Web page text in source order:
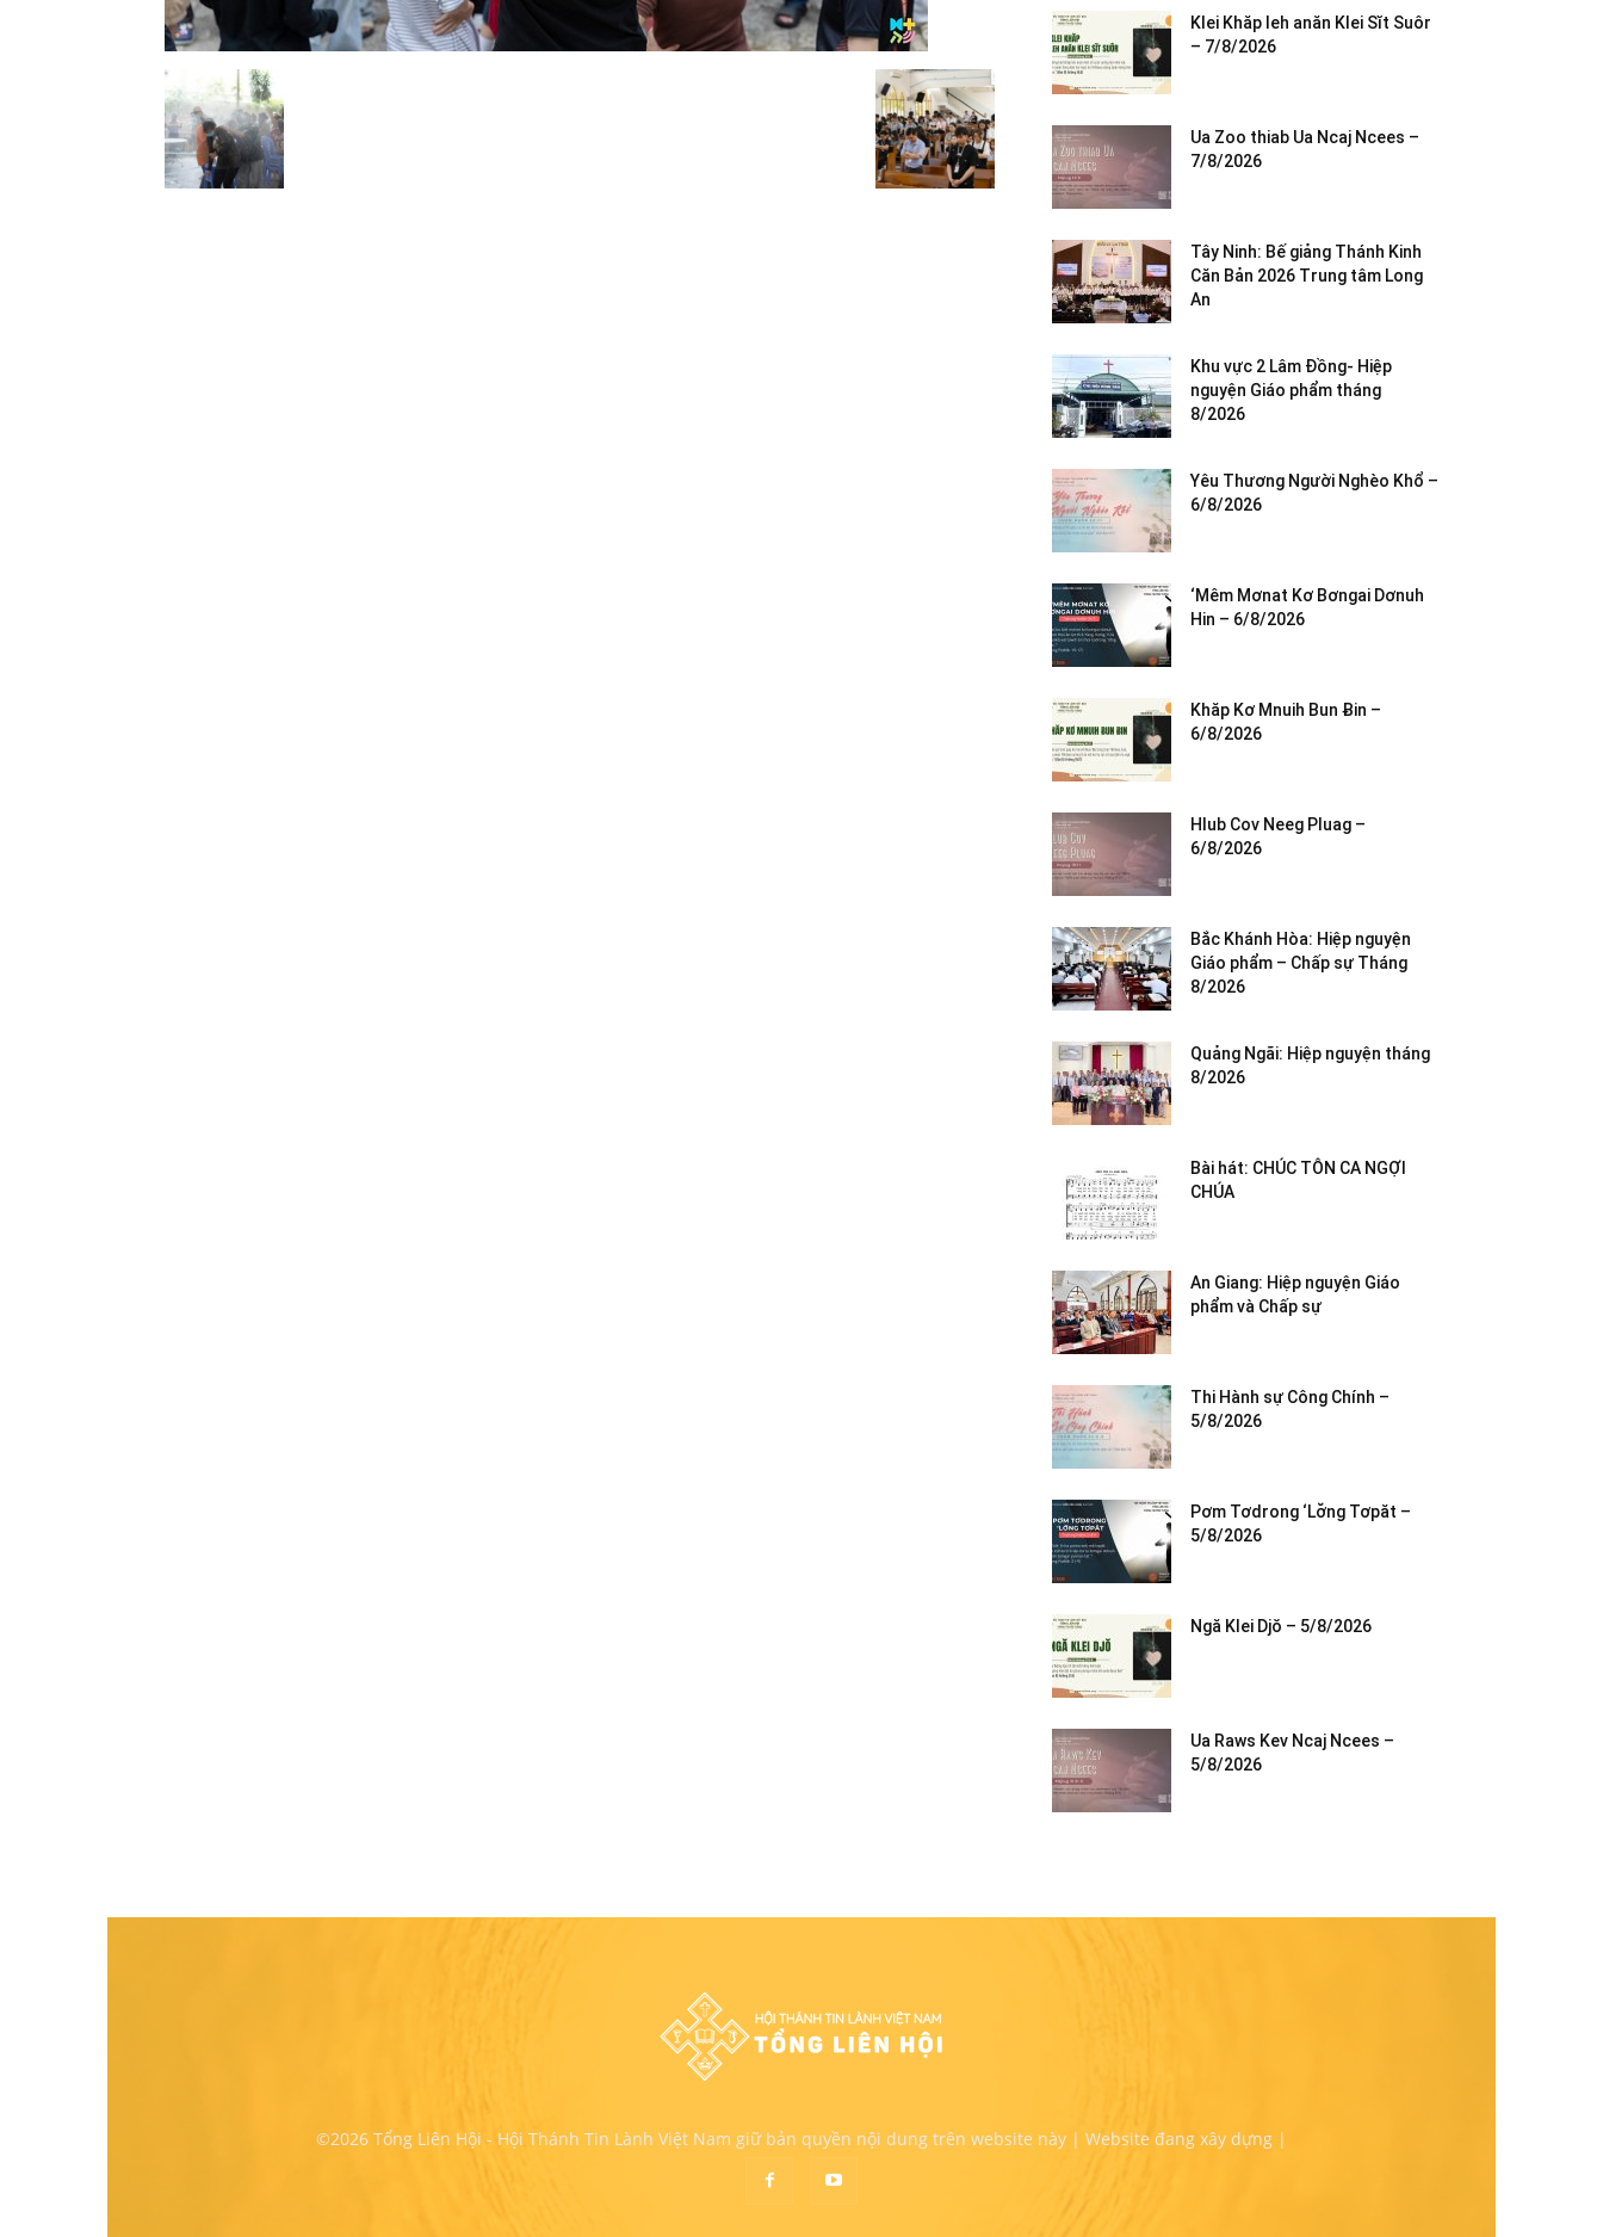
Klei Khăp leh anăn Klei Sĭt Suôr
– 7/8/2026
Ua Zoo thiab Ua Ncaj Ncees –
7/8/2026
Tây Ninh: Bế giảng Thánh Kinh
Căn Bản 2026 Trung tâm Long
An
Khu vực 2 Lâm Đồng- Hiệp
nguyện Giáo phẩm tháng
8/2026
Yêu Thương Người Nghèo Khổ –
6/8/2026
‘Mêm Mơnat Kơ Bơngai Dơnuh
Hin – 6/8/2026
Khăp Kơ Mnuih Bun Ƀin –
6/8/2026
Hlub Cov Neeg Pluag –
6/8/2026
Bắc Khánh Hòa: Hiệp nguyện
Giáo phẩm – Chấp sự Tháng
8/2026
Quảng Ngãi: Hiệp nguyện tháng
8/2026
Bài hát: CHÚC TÔN CA NGỢI
CHÚA
An Giang: Hiệp nguyện Giáo
phẩm và Chấp sự
Thi Hành sự Công Chính –
5/8/2026
Pơm Tơdrong ‘Lơ̆ng Tơpăt –
5/8/2026
Ngă Klei Djŏ – 5/8/2026
Ua Raws Kev Ncaj Ncees –
5/8/2026
©2026 Tổng Liên Hội - Hội Thánh Tin Lành Việt Nam giữ bản quyền nội dung trên website này | Website đang xây dựng |